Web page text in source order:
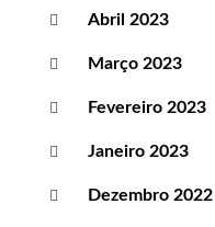
Abril 2023
Março 2023
Fevereiro 2023
Janeiro 2023
Dezembro 2022